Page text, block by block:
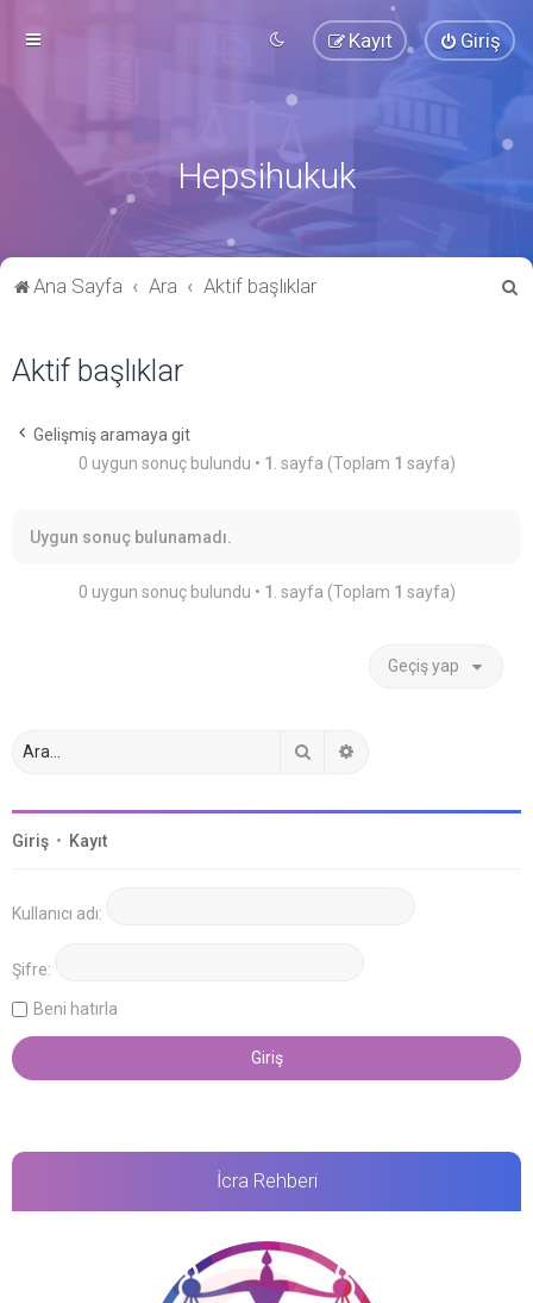
Giriş
Kayıt
Hepsihukuk
Ana Sayfa Ara Aktif başlıklar
Aktif başlıklar
Gelişmiş aramaya git
0 uygun sonuç bulundu • 1 . sayfa (Toplam 1 sayfa)
Uygun sonuç bulunamadı.
0 uygun sonuç bulundu • 1 . sayfa (Toplam 1 sayfa)
Geçiş yap
Giriş • Kayıt
Kullanıcı adı:
Şifre:
Beni hatırla
İcra Rehberi